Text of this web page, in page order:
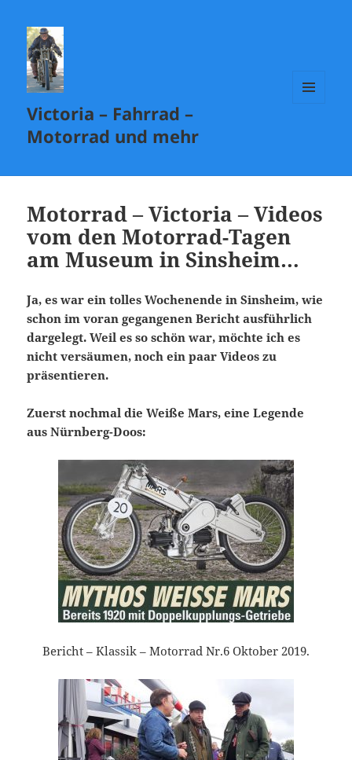
Victoria – Fahrrad –
Motorrad und mehr
Motorrad – Victoria – Videos
vom den Motorrad-Tagen
am Museum in Sinsheim…
Ja, es war ein tolles Wochenende in Sinsheim, wie
schon im voran gegangenen Bericht ausführlich
dargelegt. Weil es so schön war, möchte ich es
nicht versäumen, noch ein paar Videos zu
präsentieren.
Zuerst nochmal die Weiße Mars, eine Legende
aus Nürnberg-Doos:
Bericht – Klassik – Motorrad Nr.6 Oktober 2019.